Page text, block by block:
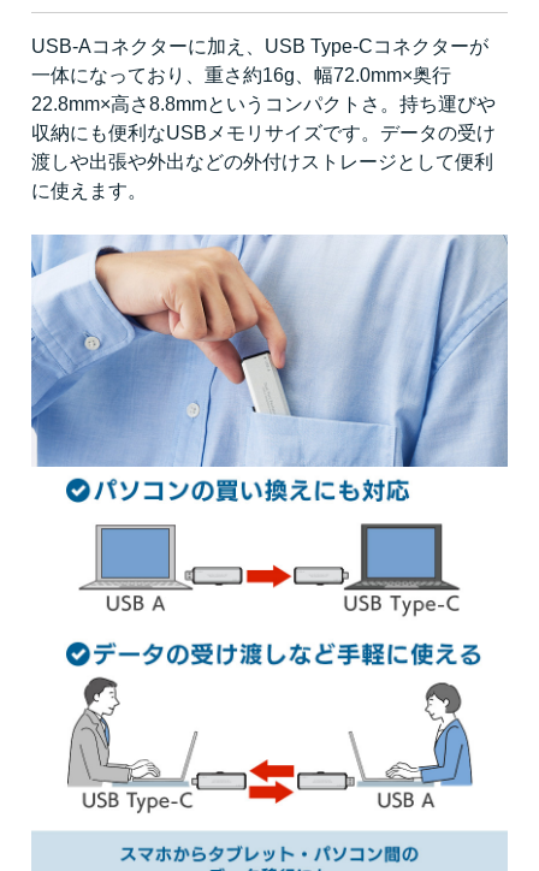
USB-Aコネクターに加え、USB Type-Cコネクターが
一体になっており、重さ約16g、幅72.0mm×奥行
22.8mm×高さ8.8mmというコンパクトさ。持ち運びや
収納にも便利なUSBメモリサイズです。データの受け
渡しや出張や外出などの外付けストレージとして便利
に使えます。